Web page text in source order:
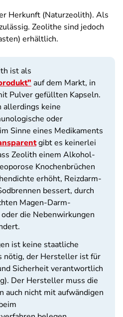
Herkunft (Naturzeolith). Als
Zeolithe sind jedoch
erhältlich.
ist als
auf dem Markt, in
Pulver gefüllten Kapseln.
allerdings keine
oder
Sinne eines Medikaments
gibt es keinerlei
Zeolith einem Alkohol-
Knochenbrüchen
erhöht, Reizdarm-
bessert, durch
Magen-Darm-
die Nebenwirkungen
ist keine staatliche
nötig, der Hersteller ist für
Sicherheit verantwortlich
Der Hersteller muss die
auch nicht mit aufwändigen